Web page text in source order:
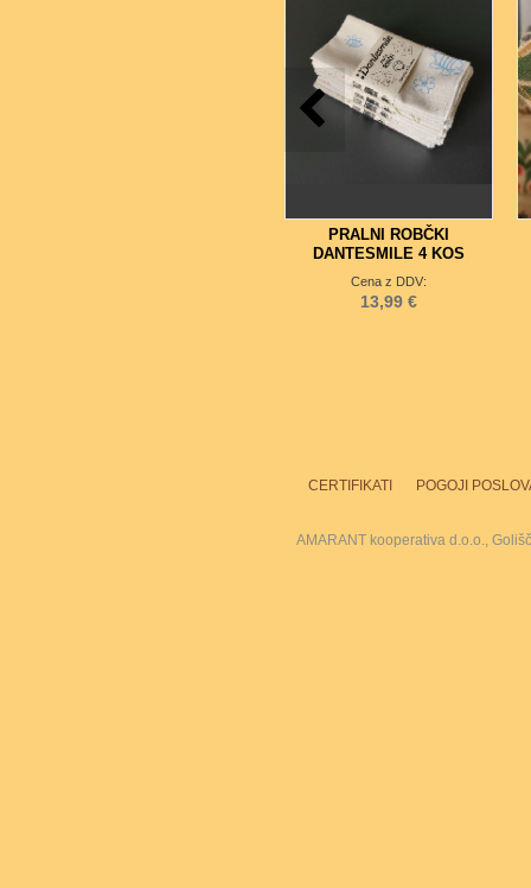
PRALNI ROBČKI
DANTESMILE 4 KOS
Cena z DDV:
13,99 €
CERTIFIKATI POGOJI
AMARANT kooperativa d.o.o.,